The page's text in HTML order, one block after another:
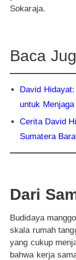
Sokaraja.
Baca
David
untuk
Cerita David
Sumatera
Dari
Budidaya
skala rumah
yang cukup
bahwa kerja